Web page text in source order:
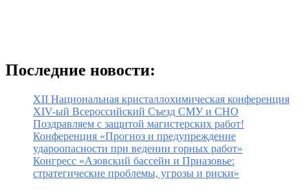
Последние новости:
XII Национальная кристаллохимическая конференция
XIV-ый Всероссийский Съезд СМУ и СНО
Поздравляем с защитой магистерских работ!
Конференция «Прогноз и предупреждение
удароопасности при ведении горных работ»
Конгресс «Азовский бассейн и Приазовье:
стратегические проблемы, угрозы и риски»